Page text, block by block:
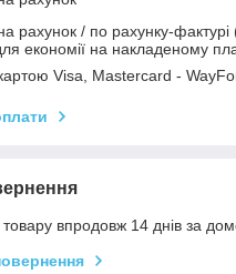
рахунок / по рахунку-
економії на накладеному
Visa, Mastercard -
впродовж 14 днів за